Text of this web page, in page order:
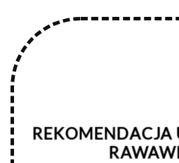
REKOMENDACJA